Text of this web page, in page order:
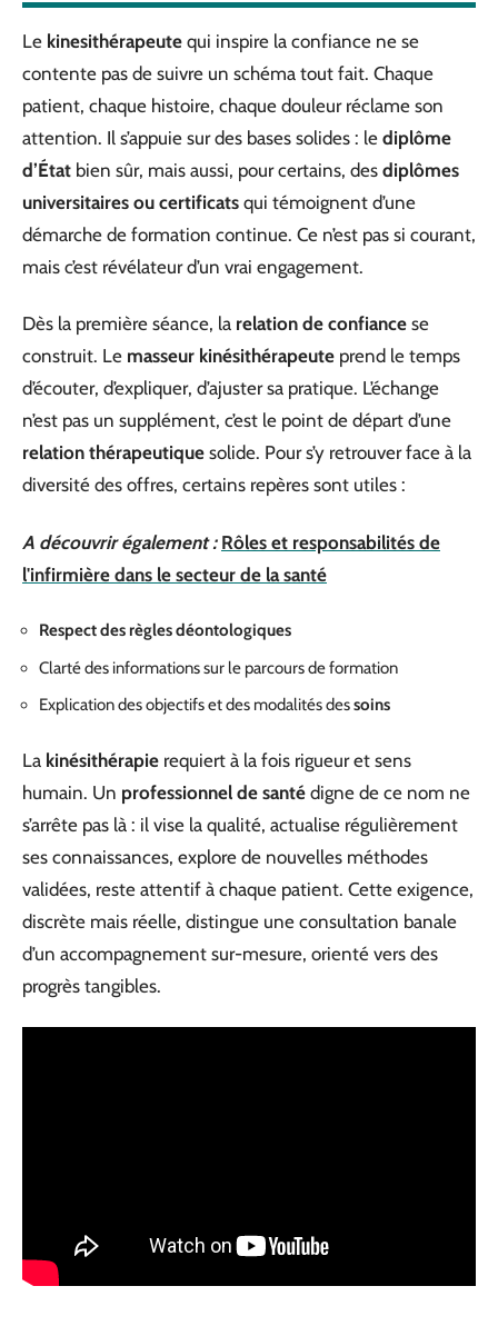
Le kinesithérapeute qui inspire la confiance ne se
contente pas de suivre un schéma tout fait. Chaque
patient, chaque histoire, chaque douleur réclame son
attention. Il s’appuie sur des bases solides : le diplôme
d’État bien sûr, mais aussi, pour certains, des diplômes
universitaires ou certificats qui témoignent d’une
démarche de formation continue. Ce n’est pas si courant,
mais c’est révélateur d’un vrai engagement.
Dès la première séance, la relation de confiance se
construit. Le masseur kinésithérapeute prend le temps
d’écouter, d’expliquer, d’ajuster sa pratique. L’échange
n’est pas un supplément, c’est le point de départ d’une
relation thérapeutique solide. Pour s’y retrouver face à la
diversité des offres, certains repères sont utiles :
A découvrir également : Rôles et responsabilités de
l'infirmière dans le secteur de la santé
Respect des règles déontologiques
Clarté des informations sur le parcours de formation
Explication des objectifs et des modalités dessoins
La kinésithérapie requiert à la fois rigueur et sens
humain. Un professionnel de santé digne de ce nom ne
s’arrête pas là : il vise la qualité, actualise régulièrement
ses connaissances, explore de nouvelles méthodes
validées, reste attentif à chaque patient. Cette exigence,
discrète mais réelle, distingue une consultation banale
d’un accompagnement sur-mesure, orienté vers des
progrès tangibles.